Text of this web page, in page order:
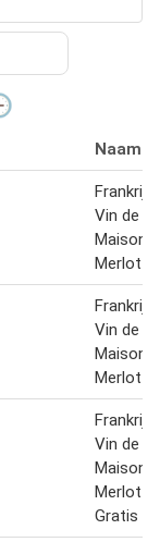
Naam
Frankrijk
Vin de
Maison
Merlot
Frankrijk
Vin de
Maison
Merlot
Frankrijk
Vin de
Maison
Merlot 2
Gratis